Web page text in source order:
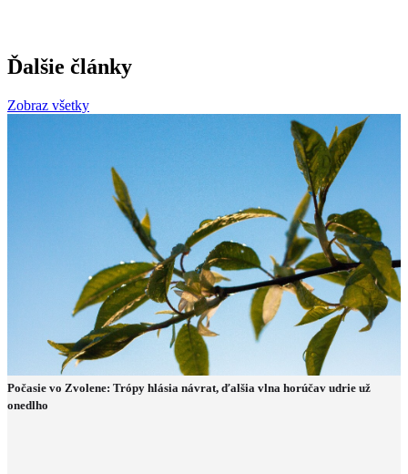
Ďalšie články
Zobraz všetky
Počasie vo Zvolene: Trópy hlásia návrat, ďalšia vlna horúčav udrie už
onedlho